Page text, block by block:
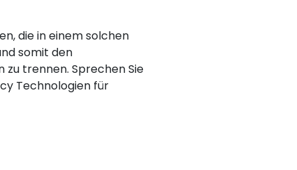
die in einem solchen
somit den
trennen. Sprechen Sie
Technologien für